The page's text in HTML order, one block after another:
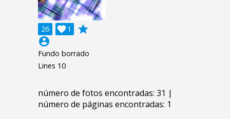
26 1

grade
account_circle
Fundo borrado
Lines 10
número de fotos encontradas: 31 |
número de páginas encontradas: 1